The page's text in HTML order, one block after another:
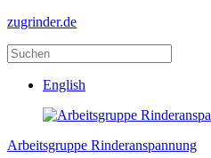
zugrinder.de
English
Arbeitsgruppe Rinderanspannung